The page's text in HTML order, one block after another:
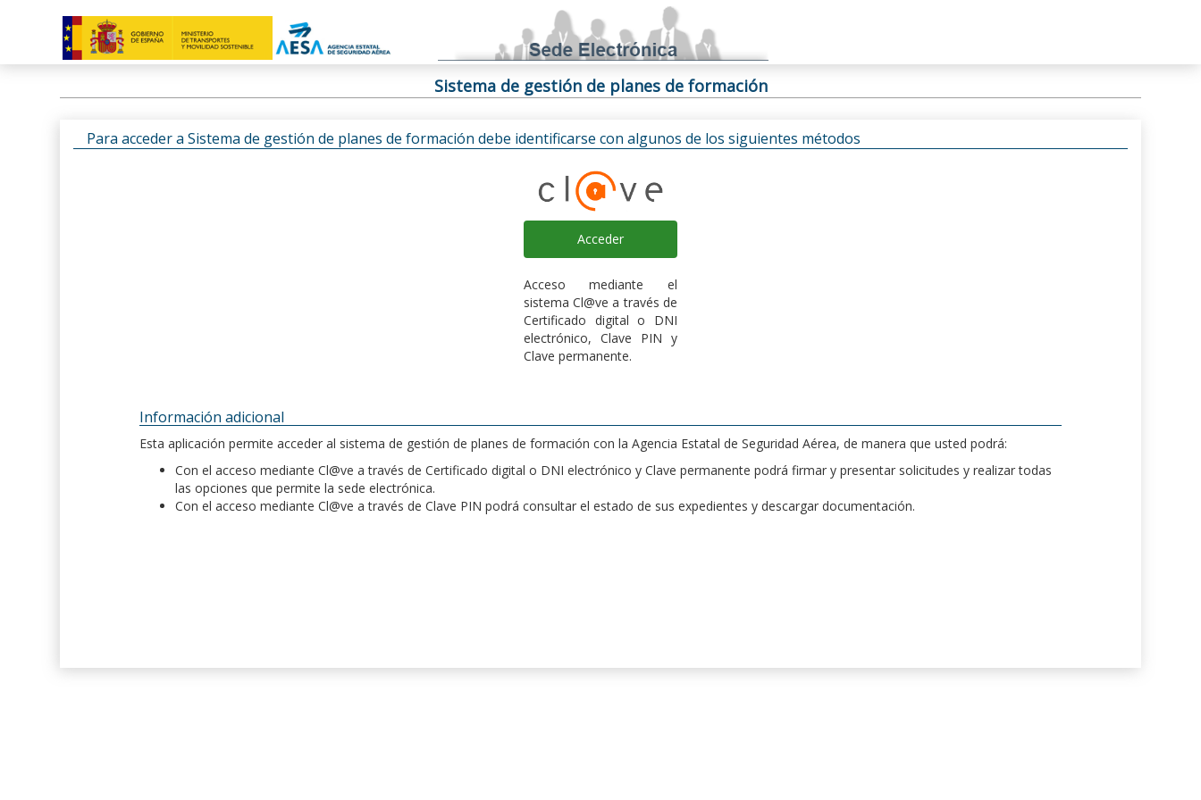
Sistema de gestión de planes de formación
Para acceder a Sistema de gestión de planes de formación debe identificarse con algunos de los siguientes métodos
Acceder
Acceso mediante el
sistema Cl@ve a través de
Certificado digital o DNI
electrónico, Clave PIN y
Clave permanente.
Información adicional
Esta aplicación permite acceder al sistema de gestión de planes de formación con la Agencia Estatal de Seguridad Aérea, de manera que usted podrá:
Con el acceso mediante Cl@ve a través de Certificado digital o DNI electrónico y Clave permanente podrá firmar y presentar solicitudes y realizar todas
las opciones que permite la sede electrónica.
Con el acceso mediante Cl@ve a través de Clave PIN podrá consultar el estado de sus expedientes y descargar documentación.